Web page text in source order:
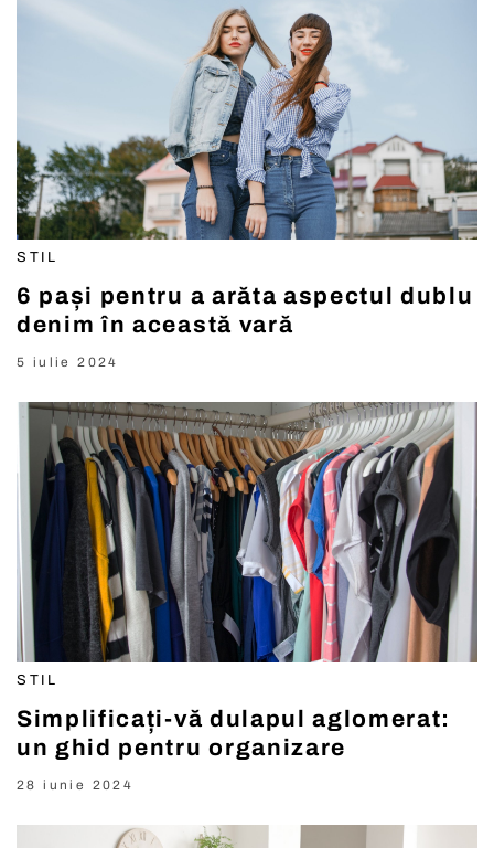
STIL
6 pași pentru a arăta aspectul dublu
denim în această vară
5 iulie 2024
STIL
Simplificați-vă dulapul aglomerat:
un ghid pentru organizare
28 iunie 2024